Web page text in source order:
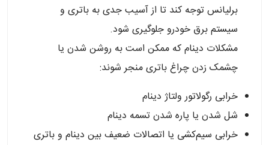
برلیانس توجه کند تا از آسیب جدی به باتری و
سیستم برق خودرو جلوگیری شود.
مشکلات دینام که ممکن است به روشن شدن یا
چشمک زدن چراغ باتری منجر شوند:
خرابی رگولاتور ولتاژ دینام
شل شدن یا پاره شدن تسمه دینام
خرابی سیم‌کشی یا اتصالات ضعیف بین دینام و باتری